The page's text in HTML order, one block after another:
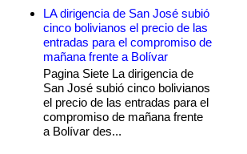
LA dirigencia de San José subió
cinco bolivianos el precio de las
entradas para el compromiso de
mañana frente a Bolívar
Pagina Siete La dirigencia de
San José subió cinco bolivianos
el precio de las entradas para el
compromiso de mañana frente
a Bolívar des...